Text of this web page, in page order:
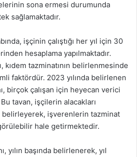
sona ermesi durumunda
sağlamaktadır.
işçinin çalıştığı her yıl için 30
hesaplama yapılmaktadır.
kıdem tazminatının belirlenmesinde
faktördür. 2023 yılında belirlenen
birçok çalışan için heyecan verici
tavan, işçilerin alacakları
belirleyerek, işverenlerin tazminat
hale getirmektedir.
yılın başında belirlenerek, yıl